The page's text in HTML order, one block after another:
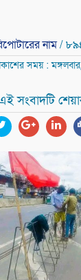
নাম/
সময় :
সংবাদটি